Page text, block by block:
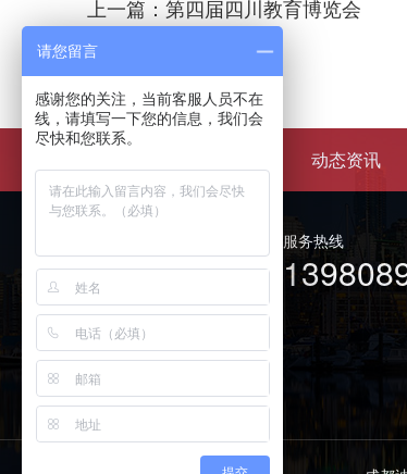
上一篇：第四届四川教育博览会
动态资讯
服务热线
请您留言
感谢您的关注，当前客服人员不在
线，请填写一下您的信息，我们会
尽快和您联系。